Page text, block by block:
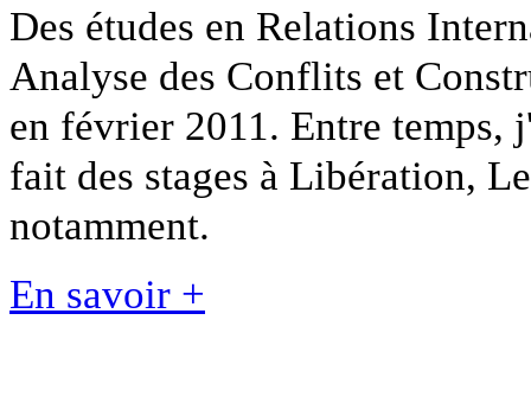
Des études en Relations
Analyse des Conflits et
en février 2011. Entre
fait des stages à Libération,
notamment.
En savoir +